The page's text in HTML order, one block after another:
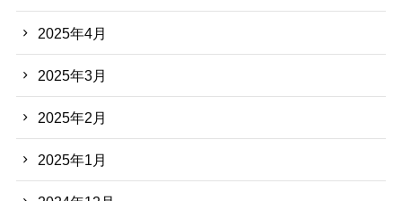
2025年4月
2025年3月
2025年2月
2025年1月